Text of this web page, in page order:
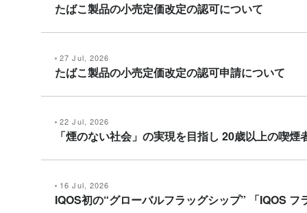
たばこ製品の小売定価改定の認可について
27 Jul, 2026
たばこ製品の小売定価改定の認可申請について
22 Jul, 2026
「煙のない社会」の実現を目指し 20歳以上の喫
16 Jul, 2026
IQOS初の“グローバルフラッグシップ” 「IQOS